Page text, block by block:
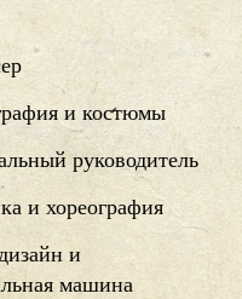
и костюмы
руководитель
и хореография
и
машина